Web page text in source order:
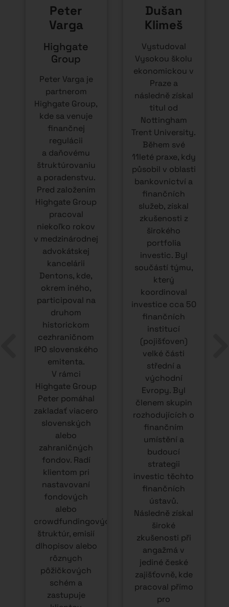
Peter
Varga
Highgate
Group
Peter Varga je
partnerom
Highgate Group,
kde sa venuje
finančnej
regulácii
a daňovému
štruktúrovaniu
a poradenstvu.
Pred založením
Highgate Group
pracoval
niekoľko rokov
v medzinárodnej
advokátskej
kancelárii
Dentons, kde,
okrem iného,
participoval na
druhom
historickom
cezhraničnom
IPO slovenského
emitenta.
V rámci
Highgate Group
Peter pomáhal
zakladať viacero
slovenských
alebo
zahraničných
fondov. Radí
klientom pri
nastavovaní
fondových
alebo
crowdfundingových
štruktúr, emisií
dlhopisov alebo
rôznych
pôžičkových
schém a
zastupuje
Dušan
Klimeš
Vystudoval
Vysokou školu
ekonomickou v
Praze a
následně získal
titul od
Nottingham
Trent University.
Během své
11leté praxe, kdy
působil v oblasti
bankovnictví a
finančních
služeb, získal
zkušenosti z
širokého
portfolia
investic. Byl
součástí týmu,
který
koordinoval
investice cca 50
finančních
institucí
(pojišťoven)
velké části
střední a
východní
Evropy. Byl
členem skupin
rozhodujících o
finančním
umístění a
budoucí
strategii
investic těchto
finančních
ústavů.
Následně získal
široké
zkušenosti při
angažmá v
jediné české
zajišťovně, kde
pracoval přímo
pro